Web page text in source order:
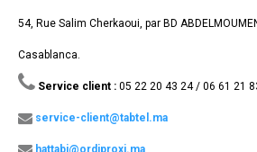
54, Rue Salim Cherkaoui, par BD
Casablanca.
Service client : 05 22 20 43 24 / 06 61 21
service-client@tabtel.ma